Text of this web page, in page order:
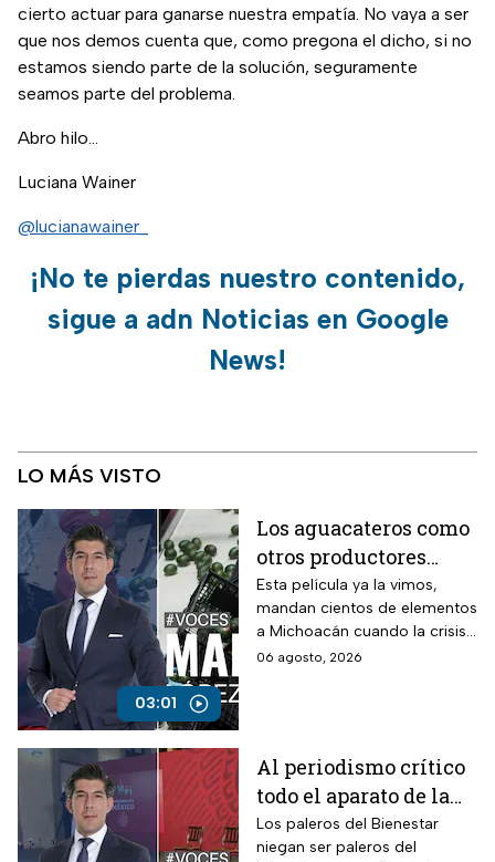
cierto actuar para ganarse nuestra empatía. No vaya a ser
que nos demos cuenta que, como pregona el dicho, si no
estamos siendo parte de la solución, seguramente
seamos parte del problema.
Abro hilo...
Luciana Wainer
@lucianawainer_
¡No te pierdas nuestro contenido,
sigue a adn Noticias en Google
News!
LO MÁS VISTO
03:01
Los aguacateros como
otros productores
están asfixiados por la
violencia e
inseguridad
Esta película ya la vimos,
mandan cientos de elementos
a Michoacán cuando la crisis
estalló por la violencia.
06 agosto, 2026
Al periodismo crítico
todo el aparato de la
ley, mientras a los
“paleros del
Los paleros del Bienestar
niegan ser paleros del